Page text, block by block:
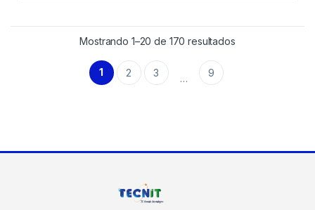
Mostrando 1–20 de 170 resultados
1 2 3 … 9